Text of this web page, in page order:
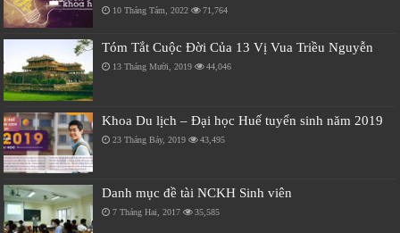
10 Tháng Tám, 2022 71,764
Tóm Tắt Cuộc Đời Của 13 Vị Vua Triều Nguyễn
13 Tháng Mười, 2019 44,046
Khoa Du lịch – Đại học Huế tuyển sinh năm 2019
23 Tháng Bảy, 2019 43,495
Danh mục đề tài NCKH Sinh viên
7 Tháng Hai, 2017 35,585